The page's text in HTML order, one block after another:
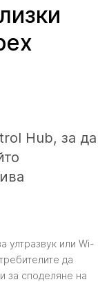
Hub, за да
ултразвук или Wi-
да
за споделяне на